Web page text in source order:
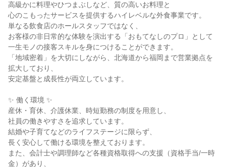
高級かに料理やひつまぶしなど、質の高いお料理と
心のこもったサービスを提供するハイレベルな外食事業です。
単なる飲食店のホールスタッフではなく、
お客様の非日常的な体験を演出する「おもてなしのプロ」として
一生モノの接客スキルを身につけることができます。
「地域密着」を大切にしながら、北海道から福岡まで営業拠点を
拡大しており、
安定基盤と成長性が両立しています。
✨ 働く環境 ✨
産休・育休、介護休業、時短勤務の制度を用意し、
社員の働きやすさを追求しています。
結婚や子育てなどのライフステージに限らず、
長く安心して働ける環境を整えております。
また、会計士や調理師など各種資格取得への支援（資格手当/一時
金）があり、